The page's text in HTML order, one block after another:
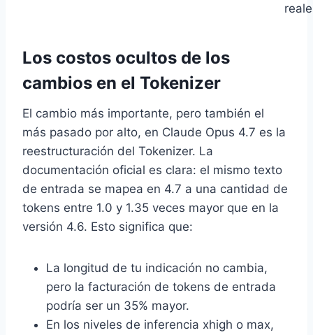
Los costos ocultos de los
cambios en el Tokenizer
El cambio más importante, pero también el
más pasado por alto, en Claude Opus 4.7 es la
reestructuración del Tokenizer. La
documentación oficial es clara: el mismo texto
de entrada se mapea en 4.7 a una cantidad de
tokens entre 1.0 y 1.35 veces mayor que en la
versión 4.6. Esto significa que:
La longitud de tu indicación no cambia,
pero la facturación de tokens de entrada
podría ser un 35% mayor.
En los niveles de inferencia xhigh o max,